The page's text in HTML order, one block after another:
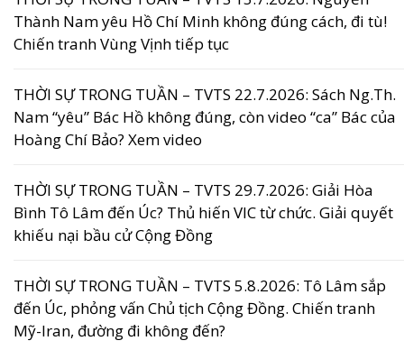
Thành Nam yêu Hồ Chí Minh không đúng cách, đi tù!
Chiến tranh Vùng Vịnh tiếp tục
THỜI SỰ TRONG TUẦN – TVTS 22.7.2026: Sách Ng.Th.
Nam “yêu” Bác Hồ không đúng, còn video “ca” Bác của
Hoàng Chí Bảo? Xem video
THỜI SỰ TRONG TUẦN – TVTS 29.7.2026: Giải Hòa
Bình Tô Lâm đến Úc? Thủ hiến VIC từ chức. Giải quyết
khiếu nại bầu cử Cộng Đồng
THỜI SỰ TRONG TUẦN – TVTS 5.8.2026: Tô Lâm sắp
đến Úc, phỏng vấn Chủ tịch Cộng Đồng. Chiến tranh
Mỹ-Iran, đường đi không đến?